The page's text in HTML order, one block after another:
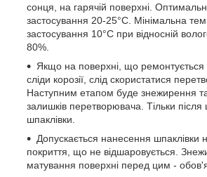
сонця, на гарячій поверхні.
застосування 20-25°C. Мінімальна
застосування 10°C при відносній
80%.
Якщо на поверхні, що
сліди корозії, слід скористатися
Наступним етапом буде знежирення
залишків перетворювача. Тільки
шпаклівки.
Допускається нанесення шпаклівки
покриття, що не відшаровується.
матування поверхні перед цим -